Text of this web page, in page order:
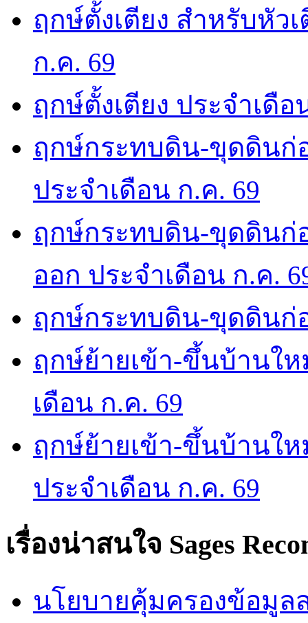
ฤกษ์ตั้งเตียง สำหรับหัว
ก.ค. 69
ฤกษ์ตั้งเตียง ประจำเดือ
ฤกษ์กระทบดิน-ขุดดินก่
ประจำเดือน ก.ค. 69
ฤกษ์กระทบดิน-ขุดดินก่
ออก ประจำเดือน ก.ค.
ฤกษ์กระทบดิน-ขุดดินก่
ฤกษ์ย้ายเข้า-ขึ้นบ้านใ
เดือน ก.ค. 69
ฤกษ์ย้ายเข้า-ขึ้นบ้านใ
ประจำเดือน ก.ค. 69
เรื่องน่าสนใจ Sages
นโยบายคุ้มครองข้อมูล